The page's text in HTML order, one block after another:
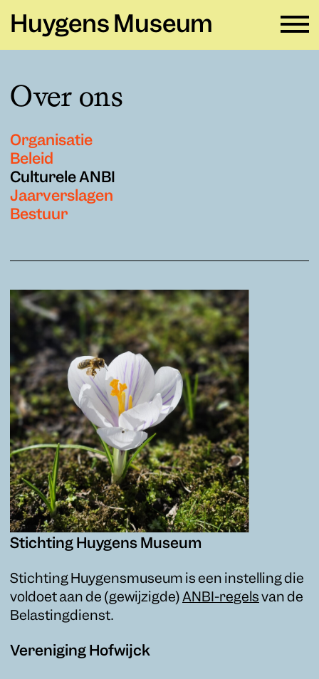
Huygens Museum
Zien en doen
Verhuur→
Educatie
Privacy en cookies →
Colofon →
Over ons
Organisatie
Beleid
Culturele ANBI
Jaarverslagen
Bestuur
Stichting Huygens Museum
Stichting Huygensmuseum is een instelling die
voldoet aan de (gewijzigde) ANBI-regels van de
Belastingdienst.
Vereniging Hofwijck